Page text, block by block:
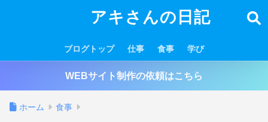
アキさんの日記
ブログトップ 仕事 食事 学び
WEBサイト制作の依頼はこちら
ホーム 食事